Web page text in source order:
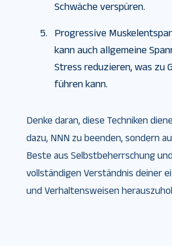
Schwäche verspüren.
Progressive
kann auch allgemeine
Stress reduzieren, was zu
führen kann.
Denke daran, diese Techniken
dazu, NNN zu beenden, sondern
Beste aus Selbstbeherrschung
vollständigen Verständnis deiner
und Verhaltensweisen